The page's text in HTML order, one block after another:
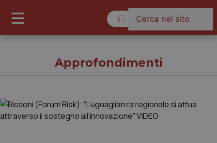
Approfondimenti